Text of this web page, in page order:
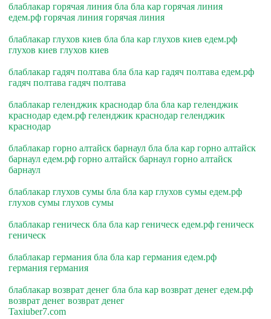
блаблакар горячая линия бла бла кар горячая линия
едем.рф горячая линия горячая линия
блаблакар глухов киев бла бла кар глухов киев едем.рф
глухов киев глухов киев
блаблакар гадяч полтава бла бла кар гадяч полтава едем.рф
гадяч полтава гадяч полтава
блаблакар геленджик краснодар бла бла кар геленджик
краснодар едем.рф геленджик краснодар геленджик
краснодар
блаблакар горно алтайск барнаул бла бла кар горно алтайск
барнаул едем.рф горно алтайск барнаул горно алтайск
барнаул
блаблакар глухов сумы бла бла кар глухов сумы едем.рф
глухов сумы глухов сумы
блаблакар геническ бла бла кар геническ едем.рф геническ
геническ
блаблакар германия бла бла кар германия едем.рф
германия германия
блаблакар возврат денег бла бла кар возврат денег едем.рф
возврат денег возврат денег
Taxiuber7.com